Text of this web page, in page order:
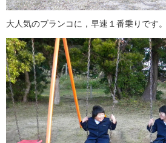
大人気のブランコに，早速１番乗りです。